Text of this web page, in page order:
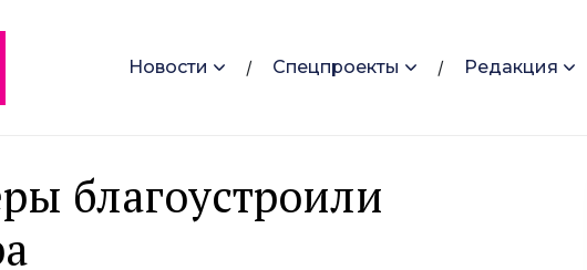
Новости Спецпроекты Редакция
благоустроили